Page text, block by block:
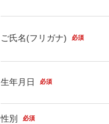
ご氏名(フリガナ) 必須
生年月日 必須
性別 必須